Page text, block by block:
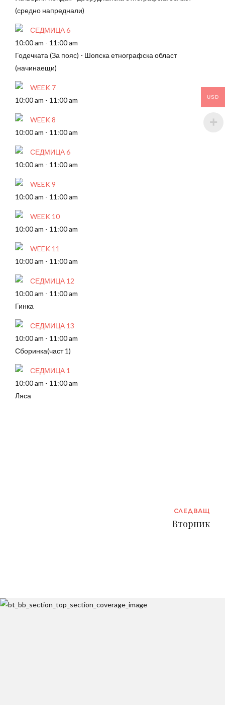
(средно напреднали)
СЕДМИЦА 6
10:00 am - 11:00 am
Годечката (За пояс) - Шопска етнографска област
(начинаещи)
WEEK 7
10:00 am - 11:00 am
WEEK 8
10:00 am - 11:00 am
СЕДМИЦА 6
10:00 am - 11:00 am
WEEK 9
10:00 am - 11:00 am
WEEK 10
10:00 am - 11:00 am
WEEK 11
10:00 am - 11:00 am
СЕДМИЦА 12
10:00 am - 11:00 am
Гинка
СЕДМИЦА 13
10:00 am - 11:00 am
Сборинка(част 1)
СЕДМИЦА 1
10:00 am - 11:00 am
Ляса
СЛЕДВАЩ
Вторник
USD